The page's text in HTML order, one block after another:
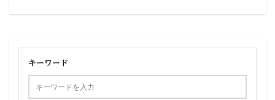
キーワード